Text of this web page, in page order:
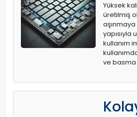
Yüksek
üretilmiş
aşınmaya
yapısıyla
kullanım
ve basma